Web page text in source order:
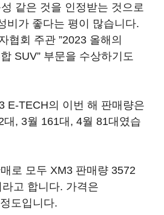
같은 것을 인정받는 것으로
비가 좋다는 평이 많습니다.
협회 주관 ”2023 올해의
SUV” 부문을 수상하기도
E-TECH의 이번 해 판매량은
대, 3월 161대, 4월 81대였습
로 모두 XM3 판매량 3572
고 합니다. 가격은
도입니다.